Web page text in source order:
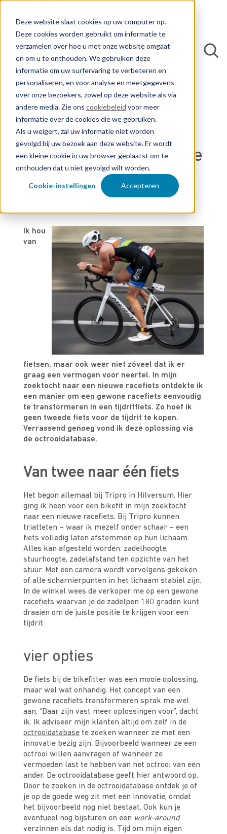
Deze website slaat cookies op uw computer op.
Deze cookies worden gebruikt om informatie te
verzamelen over hoe u met onze website omgaat
en om u te onthouden. We gebruiken deze
informatie om uw surfervaring te verbeteren en
personaliseren, en voor analyse en meetgegevens
over onze bezoekers, zowel op deze website als via
andere media. Zie ons cookiebeleid voor meer
informatie over de cookies die we gebruiken.
Als u weigert, zal uw informatie niet worden
gevolgd bij uw bezoek aan deze website. Er wordt
een kleine cookie in uw browser geplaatst om te
onthouden dat u niet gevolgd wilt worden.
Cookie-instellingen Accepteren
Fietsen als een pro
dankzij octrooidatabase
Door Kees Hollaar
11 november 2024
Ik hou
van
fietsen, maar ook weer niet zóveel dat ik er
graag een vermogen voor neertel. In mijn
zoektocht naar een nieuwe racefiets ontdekte ik
een manier om een gewone racefiets eenvoudig
te transformeren in een tijdritfiets. Zo hoef ik
geen tweede fiets voor de tijdrit te kopen.
Verrassend genoeg vond ik deze oplossing via
de octrooidatabase.
Van twee naar één fiets
Het begon allemaal bij Tripro in Hilversum. Hier
ging ik heen voor een bikefit in mijn zoektocht
naar een nieuwe racefiets. Bij Tripro kunnen
triatleten – waar ik mezelf onder schaar – een
fiets volledig laten afstemmen op hun lichaam.
Alles kan afgesteld worden: zadelhoogte,
stuurhoogte, zadelafstand ten opzichte van het
stuur. Met een camera wordt vervolgens gekeken
of alle scharnierpunten in het lichaam stabiel zijn.
In de winkel wees de verkoper me op een gewone
racefiets waarvan je de zadelpen 180 graden kunt
draaien om de juiste positie te krijgen voor een
tijdrit.
vier opties
De fiets bij de bikefitter was een mooie oplossing,
maar wel wat onhandig. Het concept van een
gewone racefiets transformeren sprak me wel
aan. “Daar zijn vast meer oplossingen voor”, dacht
ik. Ik adviseer mijn klanten altijd om zelf in de
octrooidatabase te zoeken wanneer ze met een
innovatie bezig zijn. Bijvoorbeeld wanneer ze een
octrooi willen aanvragen of wanneer ze
vermoeden last te hebben van het octrooi van een
ander. De octrooidatabase geeft hier antwoord op.
Door te zoeken in de octrooidatabase ontdek je of
je op de goede weg zit met een innovatie, omdat
het bijvoorbeeld nog niet bestaat. Ook kun je
eventueel nog bijsturen en een work-around
verzinnen als dat nodig is. Tijd om mijn eigen